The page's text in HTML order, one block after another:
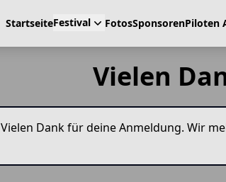
StartseiteFestival FotosSponsorenPiloten
Vielen
Vielen Dank für deine Anmeldung. Wir